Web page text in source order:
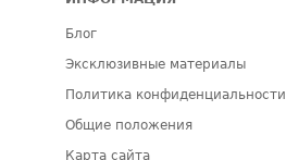
Блог
Эксклюзивные материалы
Политика конфиденциальности
Общие положения
Карта сайта